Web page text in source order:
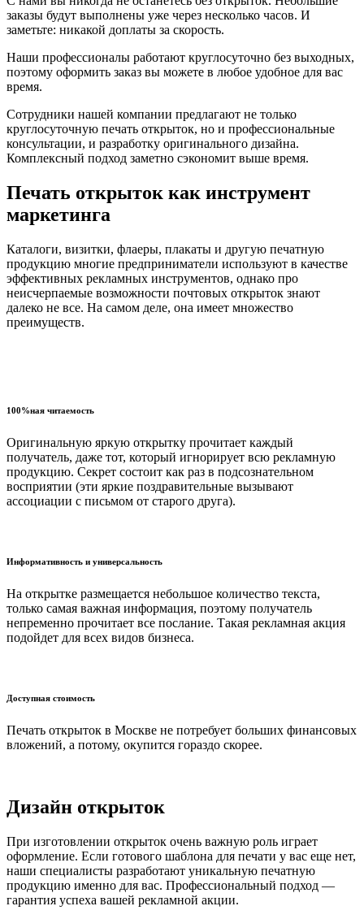
заказы будут выполнены уже через несколько часов. И
заметьте: никакой доплаты за скорость.
Наши профессионалы работают круглосуточно без выходных,
поэтому оформить заказ вы можете в любое удобное для вас
время.
Сотрудники нашей компании предлагают не только
круглосуточную печать открыток, но и профессиональные
консультации, и разработку оригинального дизайна.
Комплексный подход заметно сэкономит выше время.
Печать открыток как инструмент
маркетинга
Каталоги, визитки, флаеры, плакаты и другую печатную
продукцию многие предприниматели используют в качестве
эффективных рекламных инструментов, однако про
неисчерпаемые возможности почтовых открыток знают
далеко не все. На самом деле, она имеет множество
преимуществ.
100%ная читаемость
Оригинальную яркую открытку прочитает каждый
получатель, даже тот, который игнорирует всю рекламную
продукцию. Секрет состоит как раз в подсознательном
восприятии (эти яркие поздравительные вызывают
ассоциации с письмом от старого друга).
Информативность и универсальность
На открытке размещается небольшое количество текста,
только самая важная информация, поэтому получатель
непременно прочитает все послание. Такая рекламная акция
подойдет для всех видов бизнеса.
Доступная стоимость
Печать открыток в Москве не потребует больших финансовых
вложений, а потому, окупится гораздо скорее.
Дизайн открыток
При изготовлении открыток очень важную роль играет
оформление. Если готового шаблона для печати у вас еще нет,
наши специалисты разработают уникальную печатную
продукцию именно для вас. Профессиональный подход —
гарантия успеха вашей рекламной акции.